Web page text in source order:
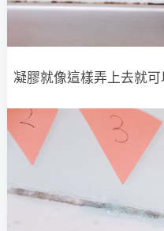
凝膠就像這樣弄上去就可